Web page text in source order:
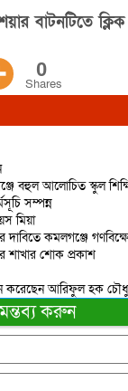
বাটনটিতে
0
Shares
বহুল আলোচিত স্কুল
সম্পন্ন
মিয়া
দাবিতে কমলগঞ্জে
শোক প্রকাশ
করেছেন আরিফুল হক
করুন